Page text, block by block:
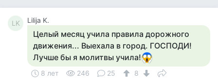
LK Lilija K.
Целый месяц учила правила дорожного
движения... Выехала в город. ГОСПОДИ!
Лучше бы я молитвы учила!
8 лет 246 25 8